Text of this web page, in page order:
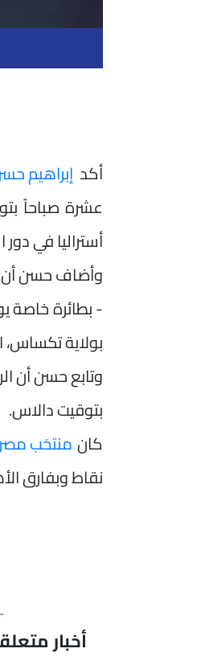
أكد إبراهيم
عشرة صباحاً
أستراليا في دور الـ32 لبطولة كأس العالم 2026، والمقرر لها مساء
وأضاف حسن أن
- بطائرة خاصة
بولاية تكساس،
بتوقيت دالاس.
كانمنتخب مصر
نقاط وبفارق
أخبار